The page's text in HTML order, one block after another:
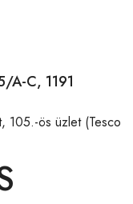
A-C, 1191
105.-ös üzlet (Tesco